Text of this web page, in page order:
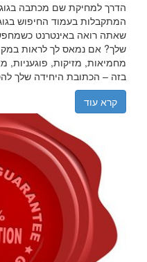
הדרך למחיקת שם מכתבה
המתקבלות בעמוד החיפוש
שאתה רואה באינטרנט
שלך? אם נמאס לך לראות
מחמיאות, מזיקות, פוגעניות,
בזה – הכתובת היחידה שלך
קרא עוד